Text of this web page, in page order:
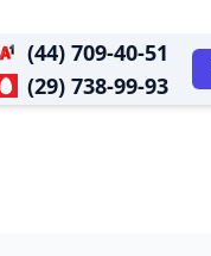
(44) 709-40-51
(29) 738-99-93